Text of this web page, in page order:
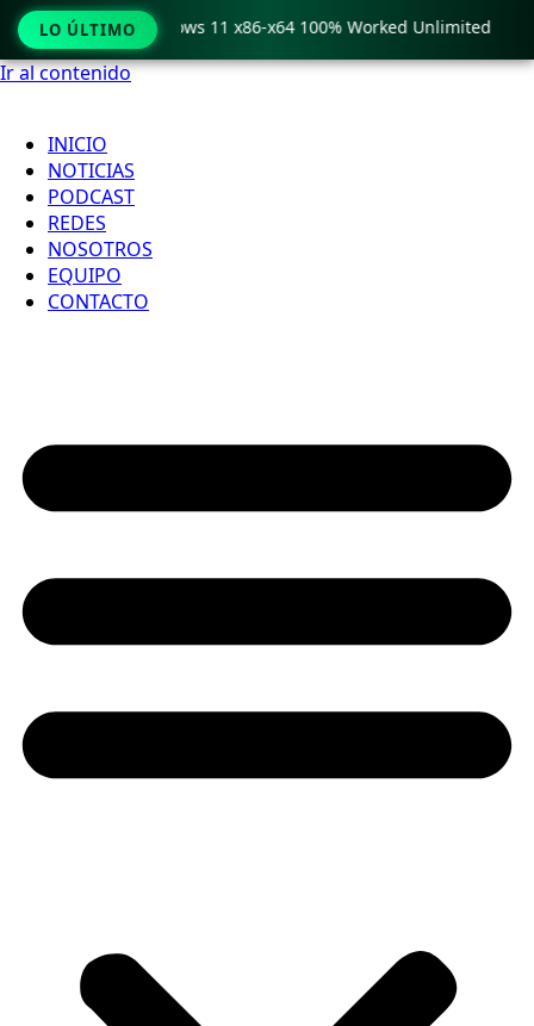
Ir al contenido
INICIO
NOTICIAS
PODCAST
REDES
NOSOTROS
EQUIPO
CONTACTO
LO ÚLTIMO
Crack only Windows 11 x86-x64 100% Worked Unlimited